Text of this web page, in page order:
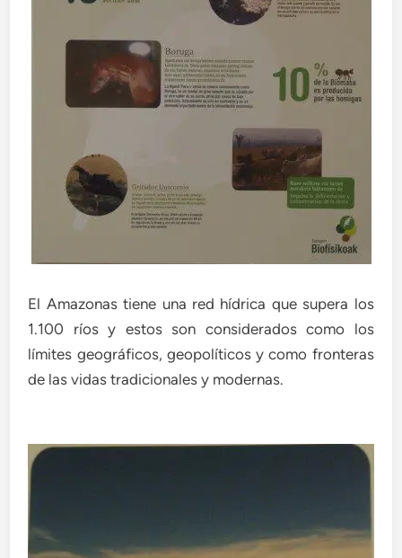
El Amazonas tiene una red hídrica que supera los
1.100 ríos y estos son considerados como los
límites geográficos, geopolíticos y como fronteras
de las vidas tradicionales y modernas.